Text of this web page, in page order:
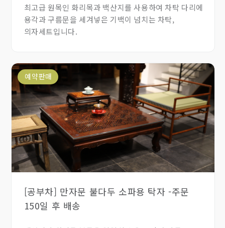
최고급 원목인 화리목과 백산지를 사용하여 차탁 다리에
용각과 구름문을 세겨넣은 기백이 넘치는 차탁,
의자세트입니다.
예약판매
[공부차] 만자문 불다두 소파용 탁자 -주문
150일 후 배송